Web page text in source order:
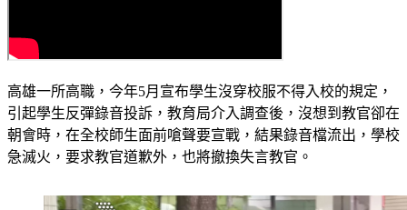
高雄一所高職，今年5月宣布學生沒穿校服不得入校的規定，
引起學生反彈錄音投訴，教育局介入調查後，沒想到教官卻在
朝會時，在全校師生面前嗆聲要宣戰，結果錄音檔流出，學校
急滅火，要求教官道歉外，也將撤換失言教官。